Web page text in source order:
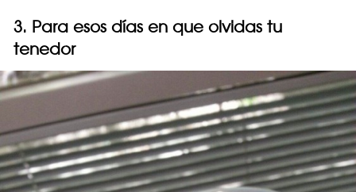
3. Para esos días en que olvidas tu
tenedor